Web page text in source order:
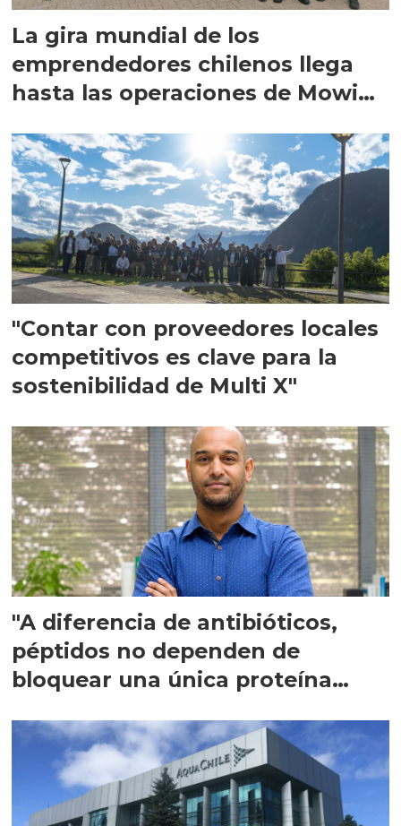
La gira mundial de los
emprendedores chilenos llega
hasta las operaciones de Mowi
"Contar con proveedores locales
competitivos es clave para la
sostenibilidad de Multi X"
"A diferencia de antibióticos,
péptidos no dependen de
bloquear una única proteína